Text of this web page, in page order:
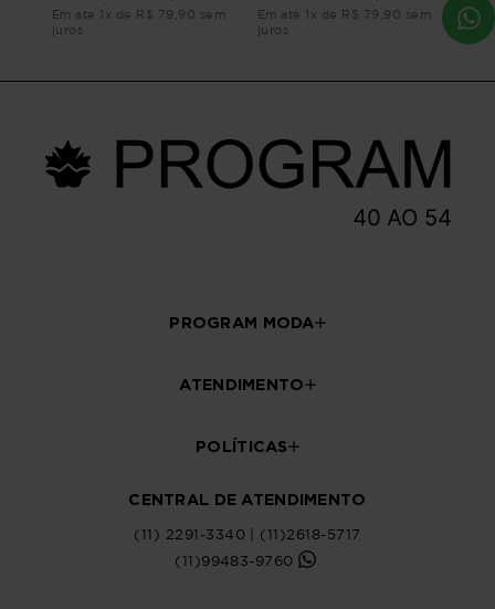
Em até 1x de R$ 79,90 sem
juros
Em até 1x de R$ 79,90 sem
juros
PROGRAM MODA
ATENDIMENTO
POLÍTICAS
CENTRAL DE ATENDIMENTO
(11) 2291-3340 | (11)2618-5717
(11)99483-9760